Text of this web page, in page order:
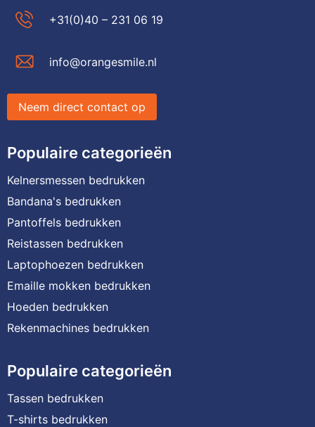
+31(0)40 – 231 06 19
info@orangesmile.nl
Neem direct contact op
Populaire categorieën
Kelnersmessen bedrukken
Bandana's bedrukken
Pantoffels bedrukken
Reistassen bedrukken
Laptophoezen bedrukken
Emaille mokken bedrukken
Hoeden bedrukken
Rekenmachines bedrukken
Populaire categorieën
Tassen bedrukken
T-shirts bedrukken